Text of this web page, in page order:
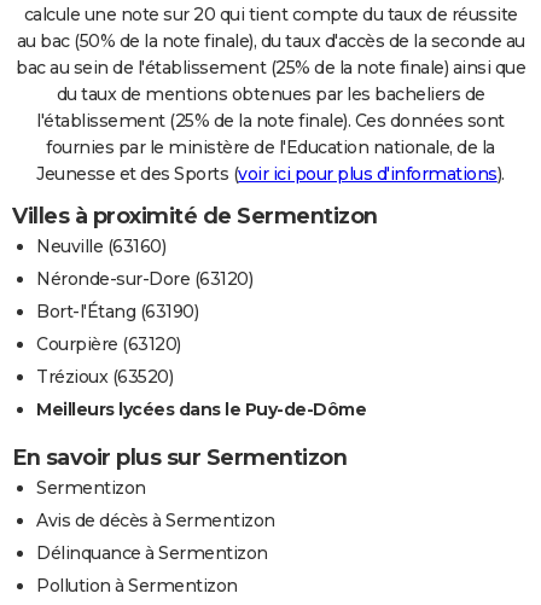
calcule une note sur 20 qui tient compte du taux de réussite
au bac (50% de la note finale), du taux d'accès de la seconde au
bac au sein de l'établissement (25% de la note finale) ainsi que
du taux de mentions obtenues par les bacheliers de
l'établissement (25% de la note finale). Ces données sont
fournies par le ministère de l'Education nationale, de la
Jeunesse et des Sports (voir ici pour plus d'informations).
Villes à proximité de Sermentizon
Neuville (63160)
Néronde-sur-Dore (63120)
Bort-l'Étang (63190)
Courpière (63120)
Trézioux (63520)
Meilleurs lycées dans le Puy-de-Dôme
En savoir plus sur Sermentizon
Sermentizon
Avis de décès à Sermentizon
Délinquance à Sermentizon
Pollution à Sermentizon